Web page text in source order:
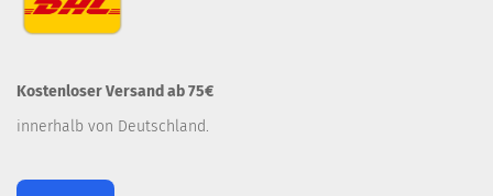
Kostenloser Versand ab 75€
innerhalb von Deutschland.